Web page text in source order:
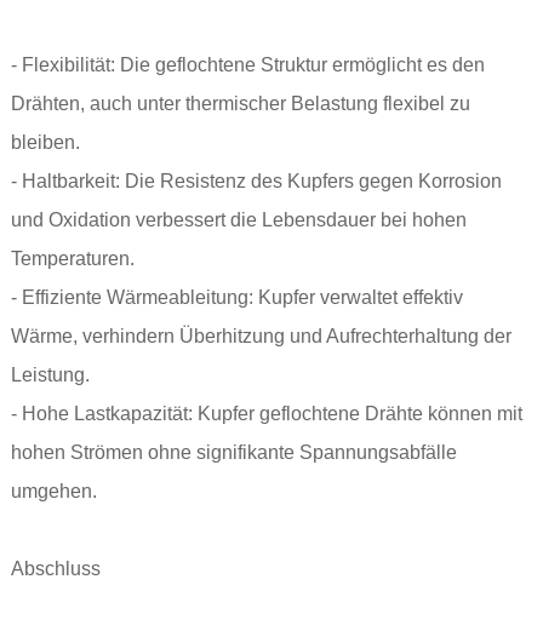
- Flexibilität: Die geflochtene Struktur ermöglicht es den
Drähten, auch unter thermischer Belastung flexibel zu
bleiben.
- Haltbarkeit: Die Resistenz des Kupfers gegen Korrosion
und Oxidation verbessert die Lebensdauer bei hohen
Temperaturen.
- Effiziente Wärmeableitung: Kupfer verwaltet effektiv
Wärme, verhindern Überhitzung und Aufrechterhaltung der
Leistung.
- Hohe Lastkapazität: Kupfer geflochtene Drähte können mit
hohen Strömen ohne signifikante Spannungsabfälle
umgehen.
Abschluss